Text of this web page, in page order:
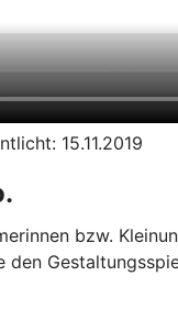
15.11.2019
bzw.